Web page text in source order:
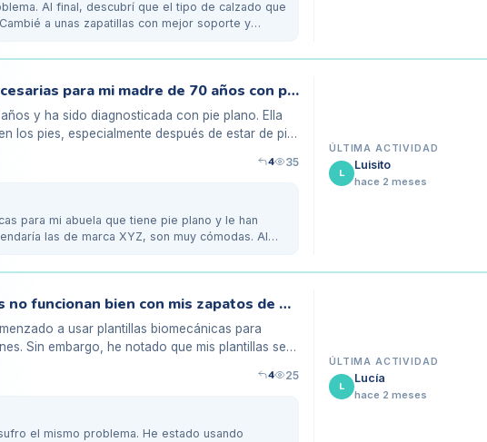
Al final, descubrí que el tipo de calzado que
a unas zapatillas con mejor soporte y
Plantillas biomecánicas necesarias para mi madre de 70 años con pie plano
y ha sido diagnosticada con pie plano. Ella
los pies, especialmente después de estar de pie
4 35
para mi abuela que tiene pie plano y le han
las de marca XYZ, son muy cómodas. Al
ÚLTIMA ACTIVIDAD
L
Luisito
hace 2 meses
Mis plantillas biomecánicas no funcionan bien con mis zapatos de baile
a usar plantillas biomecánicas para
Sin embargo, he notado que mis plantillas se
4 25
el mismo problema. He estado usando
ÚLTIMA ACTIVIDAD
L
Lucía
hace 2 meses